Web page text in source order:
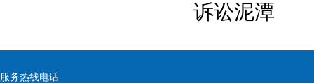
诉讼泥潭
服务热线电话